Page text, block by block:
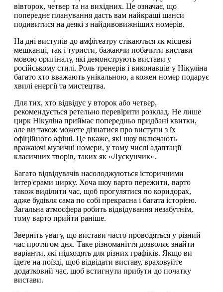
вівторок, четвер та на вихідних. Це означає, що
попереднє планування дасть вам найкращі шанси
подивитися на деякі з найдивовижніших номерів.
На дні виступів до амфітеатру стікаються як місцеві
мешканці, так і туристи, бажаючи побачити вистави
мовою оригіналу, які демонструють вистави у
російському стилі. Роль тренерів і виконавців у Нікуліна
багато хто вважають унікальною, а кожен номер подарує
хвилі енергії та мистецтва.
Для тих, хто відвідує у второк або четвер,
рекомендується ретельно перевірити розклад. Не лише
цирк Нікуліна приймає попередньо придбані квитки,
але ви також можете дізнатися про виступи з їх
офіційного афіші. Це вкаже, які шоу включають
вражаючі музичні номери, у тому числі адаптації
класичних творів, таких як «Лускунчик».
Багато відвідувачів насолоджуються історичними
інтер'єрами цирку. Хоча шоу варто пережити, варто
також виділити час, щоб прогулятися по коридорах,
адже будівля сама по собі прекрасна і багата історією.
Загальна атмосфера робить відвідування незабутнім,
тому варто прийти раніше.
Зверніть увагу, що вистави часто проводяться у різний
час протягом дня. Таке різноманіття дозволяє знайти
варіанти, які підходять для різних графіків. Якщо ви
їдете на поїзді, щоб відвідати виставу, враховуйте
додатковий час, щоб встигнути прибути до початку
вистави.